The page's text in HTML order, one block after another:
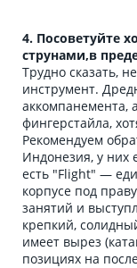
4. Посоветуйте
струнами,в
Трудно сказать,
инструмент.
аккомпанемента,
фингерстайла,
Рекомендуем
Индонезия, у них
есть "Flight" —
корпусе под
занятий и
крепкий,
имеет вырез
позициях на